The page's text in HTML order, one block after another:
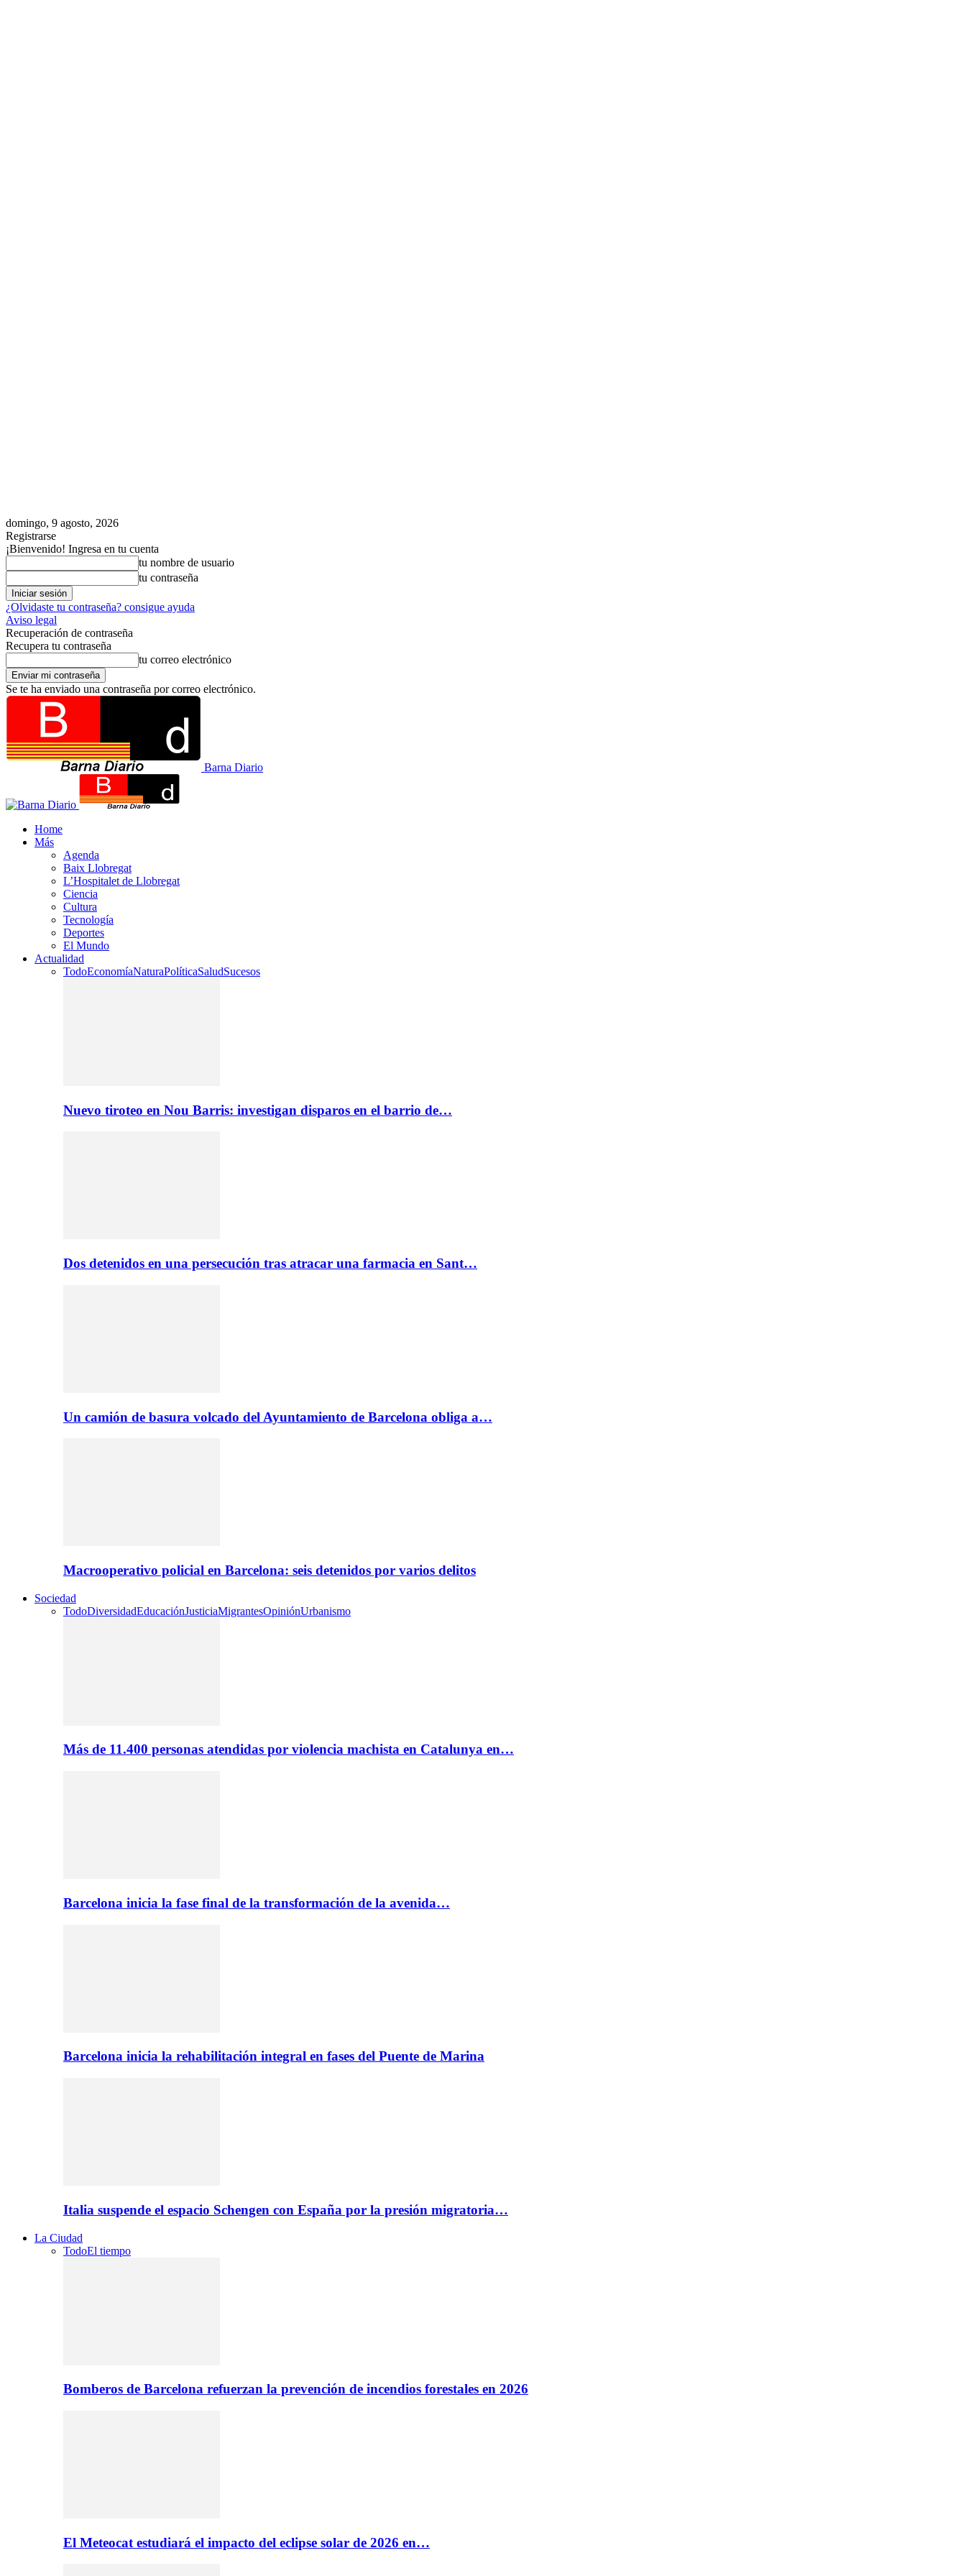
domingo, 9 agosto, 2026
Registrarse
¡Bienvenido! Ingresa en tu cuenta
tu nombre de usuario
tu contraseña
¿Olvidaste tu contraseña? consigue ayuda
Aviso legal
Recuperación de contraseña
Recupera tu contraseña
tu correo electrónico
Se te ha enviado una contraseña por correo electrónico.
Barna Diario
Home
Más
Agenda
Baix Llobregat
L’Hospitalet de Llobregat
Ciencia
Cultura
Tecnología
Deportes
El Mundo
Actualidad
TodoEconomíaNaturaPolíticaSaludSucesos
Nuevo tiroteo en Nou Barris: investigan disparos en el barrio de…
Dos detenidos en una persecución tras atracar una farmacia en Sant…
Un camión de basura volcado del Ayuntamiento de Barcelona obliga a…
Macrooperativo policial en Barcelona: seis detenidos por varios delitos
Sociedad
TodoDiversidadEducaciónJusticiaMigrantesOpiniónUrbanismo
Más de 11.400 personas atendidas por violencia machista en Catalunya en…
Barcelona inicia la fase final de la transformación de la avenida…
Barcelona inicia la rehabilitación integral en fases del Puente de Marina
Italia suspende el espacio Schengen con España por la presión migratoria…
La Ciudad
TodoEl tiempo
Bomberos de Barcelona refuerzan la prevención de incendios forestales en 2026
El Meteocat estudiará el impacto del eclipse solar de 2026 en…